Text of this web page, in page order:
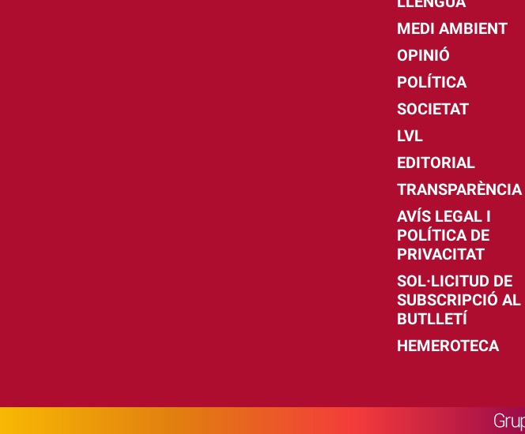
MEDI AMBIENT
OPINIÓ
POLÍTICA
SOCIETAT
LVL
EDITORIAL
TRANSPARÈNCIA
AVÍS LEGAL I
POLÍTICA DE
PRIVACITAT
SOL·LICITUD DE
SUBSCRIPCIÓ AL
BUTLLETÍ
HEMEROTECA